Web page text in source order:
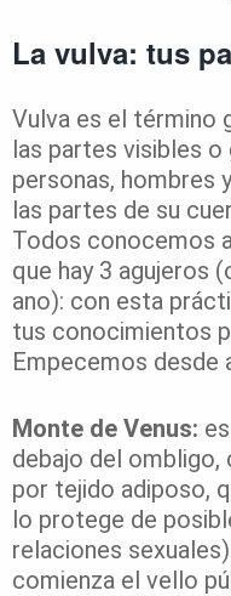
La vulva: tus
Vulva es el término
las partes visibles
personas, hombres
las partes de su
Todos conocemos
que hay 3 agujeros
ano): con esta
tus conocimientos
Empecemos desde
Monte de Venus:
debajo del ombligo,
por tejido adiposo,
lo protege de
relaciones
comienza el vello